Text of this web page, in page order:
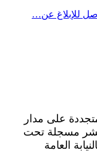
للإبلاغ عن…
على مدار
مسجلة تحت
العامة